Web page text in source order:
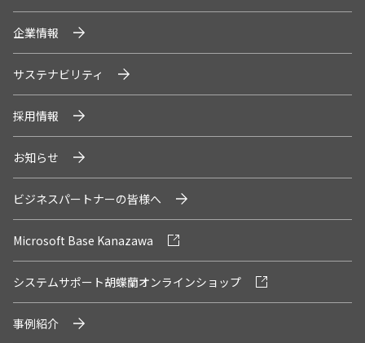
企業情報
サステナビリティ
採用情報
お知らせ
ビジネスパートナーの皆様へ
Microsoft Base Kanazawa
システムサポート胡蝶蘭オンラインショップ
事例紹介